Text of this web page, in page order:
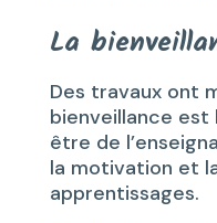
La
Des travaux ont
bienveillance
être de
la motivation et
apprentissages.